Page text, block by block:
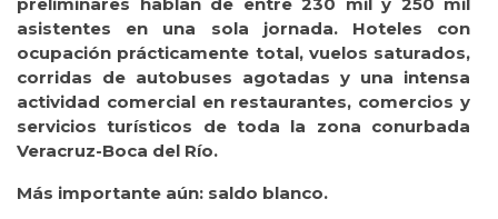
preliminares hablan de entre 230 mil y 250 mil
asistentes en una sola jornada. Hoteles con
ocupación prácticamente total, vuelos saturados,
corridas de autobuses agotadas y una intensa
actividad comercial en restaurantes, comercios y
servicios turísticos de toda la zona conurbada
Veracruz-Boca del Río.
Más importante aún: saldo blanco.